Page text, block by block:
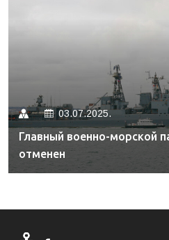
03.07.2025.
Главный военно-морской
отменен